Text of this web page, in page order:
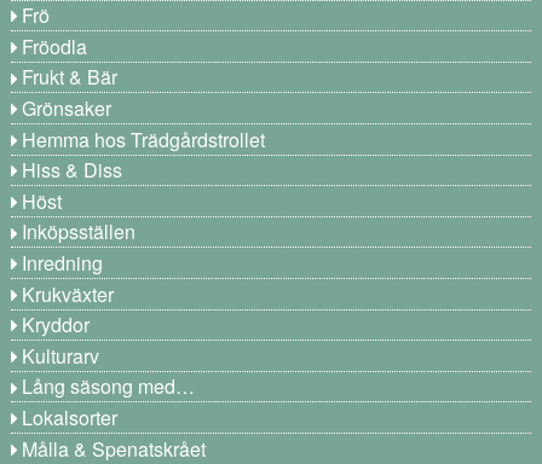
Frö
Fröodla
Frukt & Bär
Grönsaker
Hemma hos Trädgårdstrollet
Hiss & Diss
Höst
Inköpsställen
Inredning
Krukväxter
Kryddor
Kulturarv
Lång säsong med…
Lokalsorter
Målla & Spenatskrået